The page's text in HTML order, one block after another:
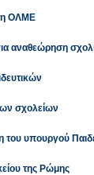
η ΟΛΜΕ
αναθεώρηση
σχολείων
του υπουργού
της Ρώμης